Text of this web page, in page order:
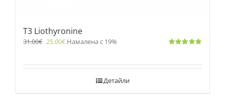
T3 Liothyronine
31.00€ 25.00€ Намалена с 19%
Детайли